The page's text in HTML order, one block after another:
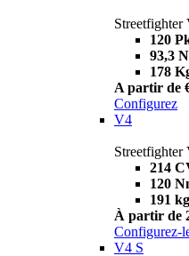
Streetfighter
120
93,3
178
A partir de
Configurez
V4
Streetfighter
214
120
191 kg
À partir de
Configurez-
V4 S